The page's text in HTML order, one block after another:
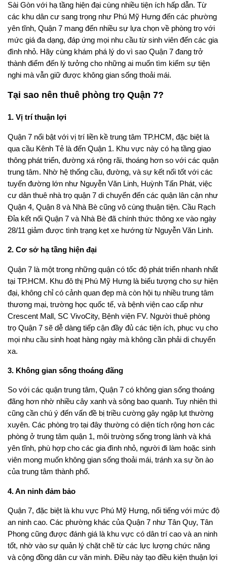
Sài Gòn với hạ tầng hiện đại cùng nhiều tiện ích hấp dẫn. Từ
các khu dân cư sang trọng như Phú Mỹ Hưng đến các phường
yên tĩnh, Quận 7 mang đến nhiều sự lựa chọn về phòng trọ với
mức giá đa dạng, đáp ứng mọi nhu cầu từ sinh viên đến các gia
đình nhỏ. Hãy cùng khám phá lý do vì sao Quận 7 đang trở
thành điểm đến lý tưởng cho những ai muốn tìm kiếm sự tiện
nghi mà vẫn giữ được không gian sống thoải mái.
Tại sao nên thuê phòng trọ Quận 7?
1. Vị trí thuận lợi
Quận 7 nổi bật với vị trí liền kề trung tâm TP.HCM, đặc biệt là
qua cầu Kênh Tẻ là đến Quận 1. Khu vực này có hạ tầng giao
thông phát triển, đường xá rộng rãi, thoáng hơn so với các quận
trung tâm. Nhờ hệ thống cầu, đường, và sự kết nối tốt với các
tuyến đường lớn như Nguyễn Văn Linh, Huỳnh Tấn Phát, việc
cư dân thuê nhà trọ quận 7 di chuyển đến các quận lân cận như
Quận 4, Quận 8 và Nhà Bè cũng vô cùng thuận tiện. Cầu Rạch
Đỉa kết nối Quận 7 và Nhà Bè đã chính thức thông xe vào ngày
28/11 giảm được tình trạng kẹt xe hướng từ Nguyễn Văn Linh.
2. Cơ sở hạ tầng hiện đại
Quận 7 là một trong những quận có tốc độ phát triển nhanh nhất
tại TP.HCM. Khu đô thị Phú Mỹ Hưng là biểu tượng cho sự hiện
đại, không chỉ có cảnh quan đẹp mà còn hội tụ nhiều trung tâm
thương mại, trường học quốc tế, và bệnh viện cao cấp như
Crescent Mall, SC VivoCity, Bệnh viện FV. Người thuê phòng
trọ Quận 7 sẽ dễ dàng tiếp cận đầy đủ các tiện ích, phục vụ cho
mọi nhu cầu sinh hoạt hàng ngày mà không cần phải di chuyển
xa.
3. Không gian sống thoáng đãng
So với các quận trung tâm, Quận 7 có không gian sống thoáng
đãng hơn nhờ nhiều cây xanh và sông bao quanh. Tuy nhiên thì
cũng cần chú ý đến vấn đề bị triều cường gây ngập lụt thường
xuyên. Các phòng trọ tại đây thường có diện tích rộng hơn các
phòng ở trung tâm quận 1, môi trường sống trong lành và khá
yên tĩnh, phù hợp cho các gia đình nhỏ, người đi làm hoặc sinh
viên mong muốn không gian sống thoải mái, tránh xa sự ồn ào
của trung tâm thành phố.
4. An ninh đảm bảo
Quận 7, đặc biệt là khu vực Phú Mỹ Hưng, nổi tiếng với mức độ
an ninh cao. Các phường khác của Quận 7 như Tân Quy, Tân
Phong cũng được đánh giá là khu vực có dân trí cao và an ninh
tốt, nhờ vào sự quản lý chặt chẽ từ các lực lượng chức năng
và cộng đồng dân cư văn minh. Điều này tạo điều kiện thuận lợi